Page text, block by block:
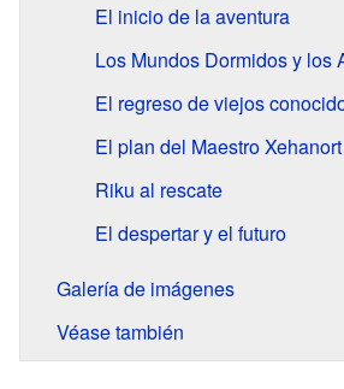
El inicio de la aventura
Los Mundos Dormidos y los
El regreso de viejos
El plan del Maestro Xehanort
Riku al rescate
El despertar y el futuro
Galería de imágenes
Véase también